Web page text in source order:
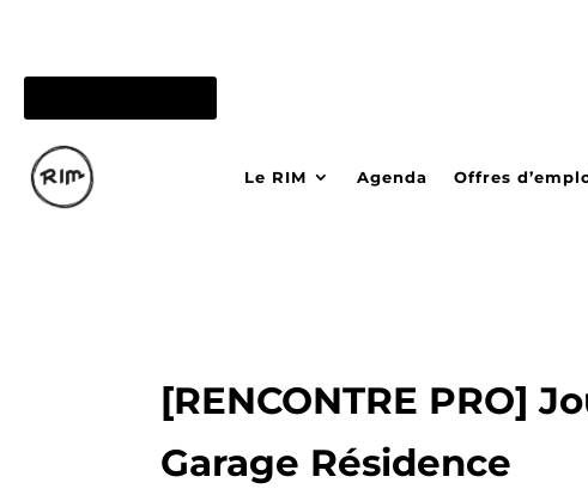
Le RIM Agenda Offres
[RENCONTRE PRO]
Garage Résidence